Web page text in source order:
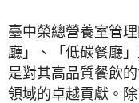
臺中榮總營養室管
廳」、「低碳餐廳
是對其高品質餐飲
領域的卓越貢獻。